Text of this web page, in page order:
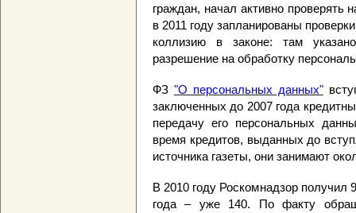
граждан, начал активно
в 2011 году запланированы
коллизию в законе: там
разрешение на обработку
ФЗ "О персональных данных"
заключенных до 2007 года
передачу его персональных
время кредитов, выданных до
источника газеты, они занимают
В 2010 году Роскомнадзор получил
года – уже 140. По факту